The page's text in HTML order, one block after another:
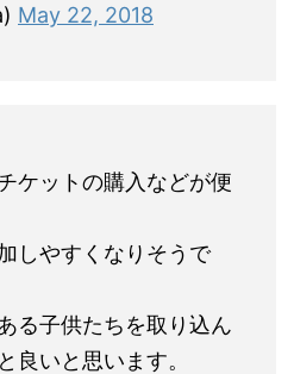
May 22, 2018
ケットの購入などが便
しやすくなりそうで
る子供たちを取り込ん
良いと思います。